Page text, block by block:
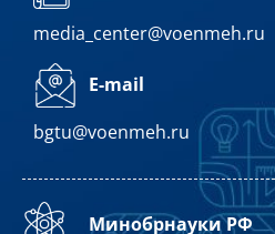
media_center@voenmeh.ru
E-mail
bgtu@voenmeh.ru
Минобрнауки РФ